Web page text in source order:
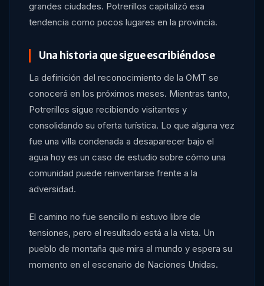
grandes ciudades. Potrerillos capitalizó esa
tendencia como pocos lugares en la provincia.
Una historia que sigue escribiéndose
La definición del reconocimiento de la OMT se
conocerá en los próximos meses. Mientras tanto,
Potrerillos sigue recibiendo visitantes y
consolidando su oferta turística. Lo que alguna vez
fue una villa condenada a desaparecer bajo el
agua hoy es un caso de estudio sobre cómo una
comunidad puede reinventarse frente a la
adversidad.
El camino no fue sencillo ni estuvo libre de
tensiones, pero el resultado está a la vista. Un
pueblo de montaña que mira al mundo y espera su
momento en el escenario de Naciones Unidas.